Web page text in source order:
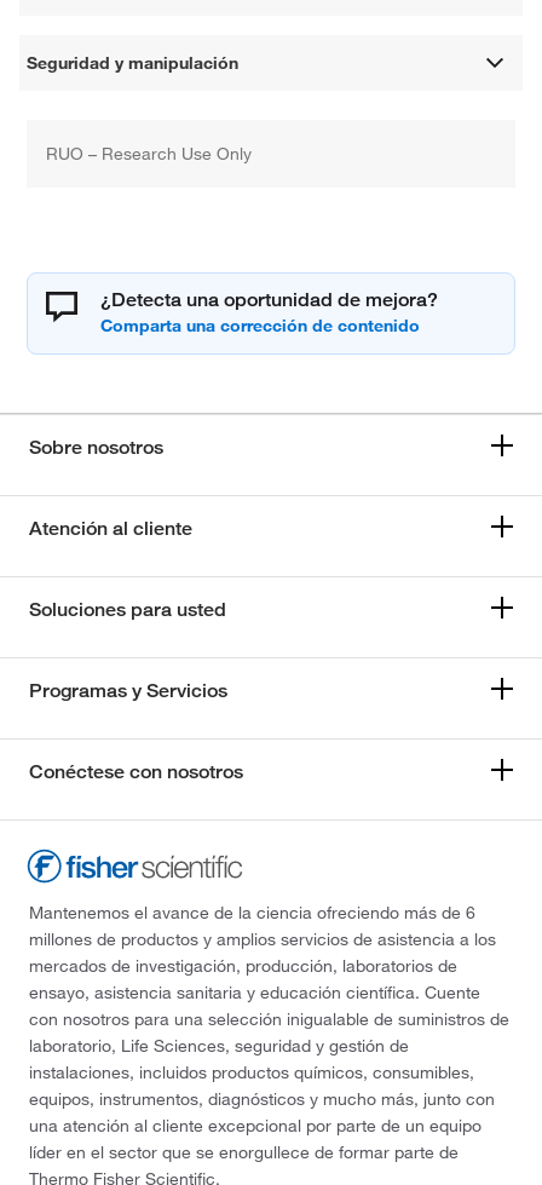
Seguridad y manipulación
RUO – Research Use Only
¿Detecta una oportunidad de mejora?
Sobre nosotros
Atención al cliente
Soluciones para usted
Programas y Servicios
Conéctese con nosotros
Mantenemos el avance de la ciencia ofreciendo más de 6
millones de productos y amplios servicios de asistencia a los
mercados de investigación, producción, laboratorios de
ensayo, asistencia sanitaria y educación científica. Cuente
con nosotros para una selección inigualable de suministros de
laboratorio, Life Sciences, seguridad y gestión de
instalaciones, incluidos productos químicos, consumibles,
equipos, instrumentos, diagnósticos y mucho más, junto con
una atención al cliente excepcional por parte de un equipo
líder en el sector que se enorgullece de formar parte de
Thermo Fisher Scientific.